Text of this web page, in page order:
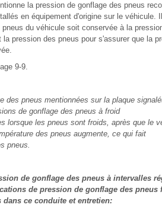
la pression de gonflage des pneus
en équipement d'origine sur le véhicule.
du véhicule soit conservée à la
pression des pneus pour s'assurer que la
9-9.
des pneus mentionnées sur la plaque
de gonflage des pneus à froid
lorsque les pneus sont froids, après que le
des pneus augmente, ce qui fait
pneus.
de gonflage des pneus à intervalles
de pression de gonflage des
ce conduite et entretien: